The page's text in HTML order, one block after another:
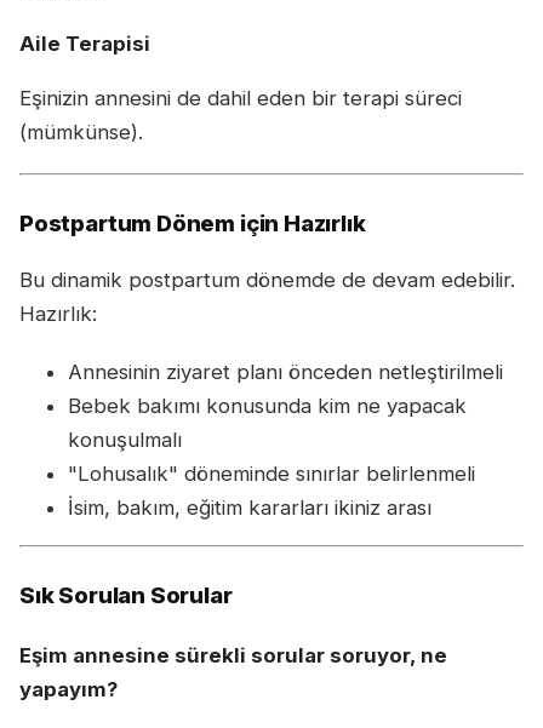
Aile Terapisi
Eşinizin annesini de dahil eden bir terapi süreci
(mümkünse).
Postpartum Dönem için Hazırlık
Bu dinamik postpartum dönemde de devam edebilir.
Hazırlık:
Annesinin ziyaret planı önceden netleştirilmeli
Bebek bakımı konusunda kim ne yapacak
konuşulmalı
"Lohusalık" döneminde sınırlar belirlenmeli
İsim, bakım, eğitim kararları ikiniz arası
Sık Sorulan Sorular
Eşim annesine sürekli sorular soruyor, ne
yapayım?